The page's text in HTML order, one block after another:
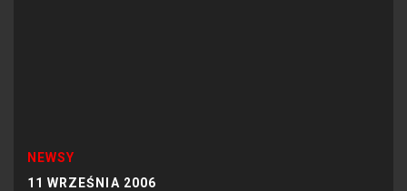
NEWSY
11 WRZEŚNIA 2006